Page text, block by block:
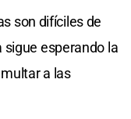
son difíciles de
sigue esperando la
a las